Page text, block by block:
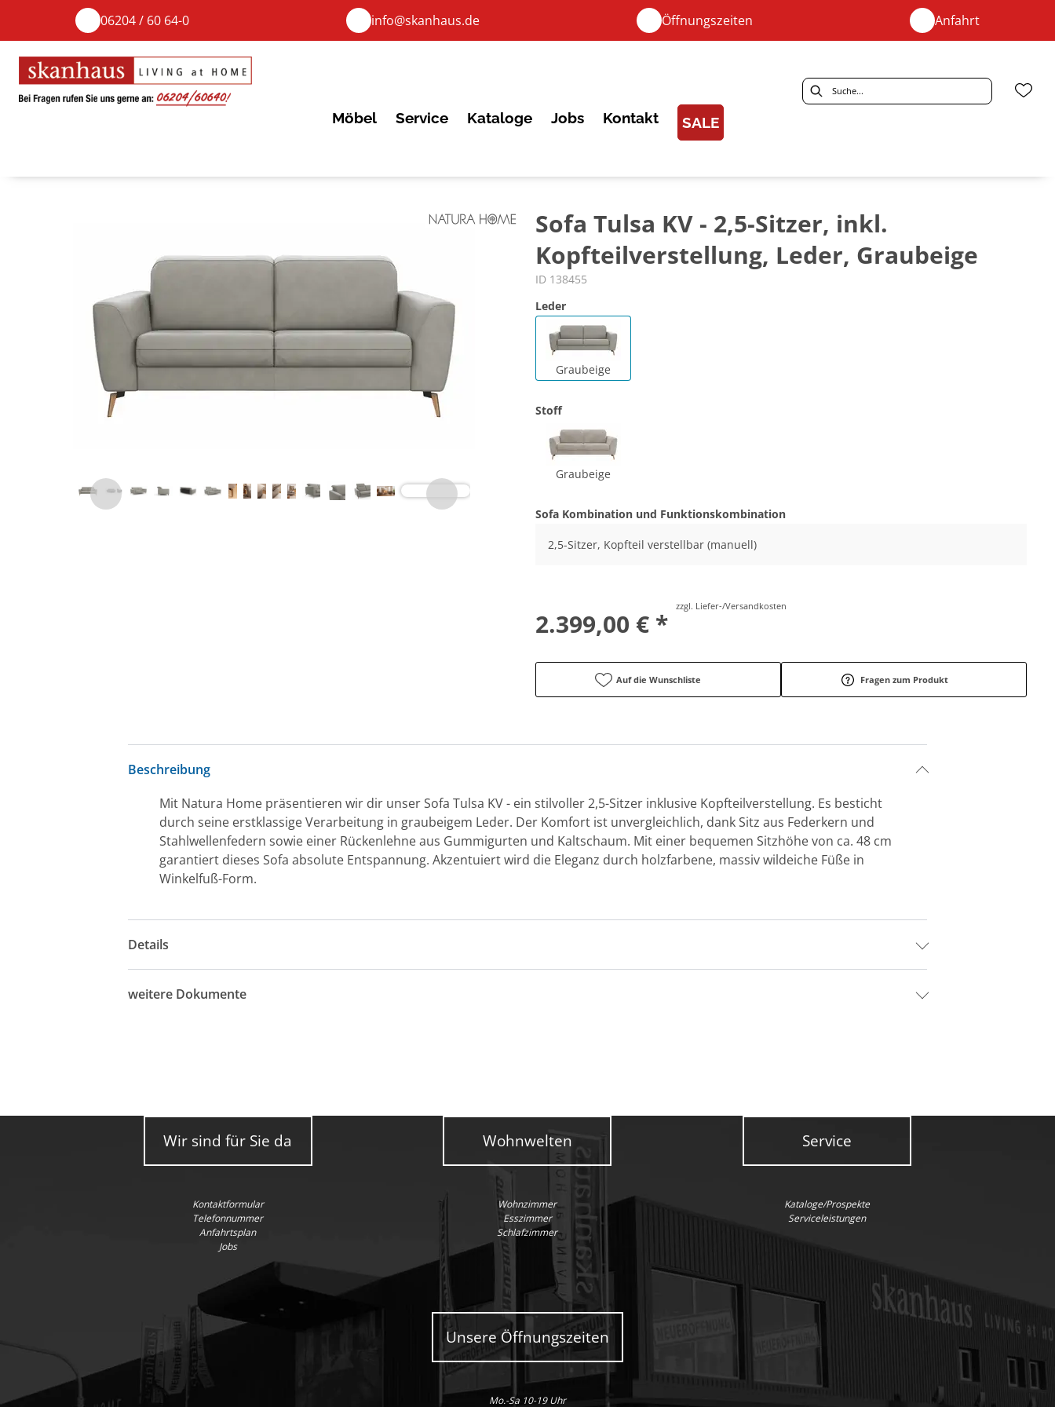
06204 / 60 64-0 info@skanhaus.de Öffnungszeiten Anfahrt
Möbel Service Kataloge Jobs Kontakt SALE
Sofa Tulsa KV - 2,5-Sitzer, inkl.
Kopfteilverstellung, Leder, Graubeige
ID 138455
Leder
Graubeige
Stoff
Graubeige
Sofa Kombination und Funktionskombination
2,5-Sitzer, Kopfteil verstellbar (manuell)
2.399,00 € *
zzgl. Liefer-/Versandkosten
Auf die Wunschliste Fragen zum Produkt
Beschreibung
Mit Natura Home präsentieren wir dir unser Sofa Tulsa KV - ein stilvoller 2,5-Sitzer inklusive Kopfteilverstellung. Es besticht
durch seine erstklassige Verarbeitung in graubeigem Leder. Der Komfort ist unvergleichlich, dank Sitz aus Federkern und
Stahlwellenfedern sowie einer Rückenlehne aus Gummigurten und Kaltschaum. Mit einer bequemen Sitzhöhe von ca. 48 cm
garantiert dieses Sofa absolute Entspannung. Akzentuiert wird die Eleganz durch holzfarbene, massiv wildeiche Füße in
Winkelfuß-Form.
Details
weitere Dokumente
Wir sind für Sie da
Kontaktformular
Telefonnummer
Anfahrtsplan
Jobs
Wohnwelten
Wohnzimmer
Esszimmer
Schlafzimmer
Service
Kataloge/Prospekte
Serviceleistungen
Unsere Öffnungszeiten
Mo.-Sa 10-19 Uhr